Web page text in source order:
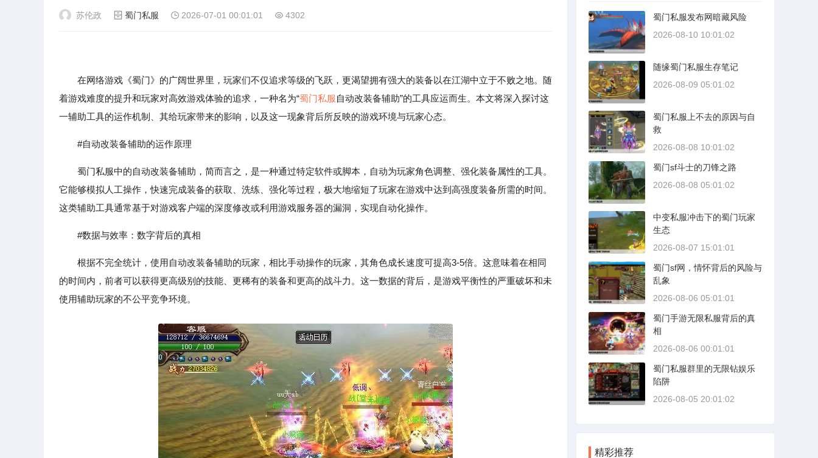
苏伦政 蜀门私服 2026-07-01 00:01:01 4302
在网络游戏《蜀门》的广阔世界里，玩家们不仅追求等级的飞跃，更渴望拥有强大的装备以在江湖中立于不败之地。随
着游戏难度的提升和玩家对高效游戏体验的追求，一种名为“蜀门私服自动改装备辅助”的工具应运而生。本文将深入探讨这
一辅助工具的运作机制、其给玩家带来的影响，以及这一现象背后所反映的游戏环境与玩家心态。
#自动改装备辅助的运作原理
蜀门私服中的自动改装备辅助，简而言之，是一种通过特定软件或脚本，自动为玩家角色调整、强化装备属性的工具。
它能够模拟人工操作，快速完成装备的获取、洗练、强化等过程，极大地缩短了玩家在游戏中达到高强度装备所需的时间。
这类辅助工具通常基于对游戏客户端的深度修改或利用游戏服务器的漏洞，实现自动化操作。
#数据与效率：数字背后的真相
根据不完全统计，使用自动改装备辅助的玩家，相比手动操作的玩家，其角色成长速度可提高3-5倍。这意味着在相同
的时间内，前者可以获得更高级别的技能、更稀有的装备和更高的战斗力。这一数据的背后，是游戏平衡性的严重破坏和未
使用辅助玩家的不公平竞争环境。
蜀门私服发布网暗藏风险
2026-08-10 10:01:02
随缘蜀门私服生存笔记
2026-08-09 05:01:02
蜀门私服上不去的原因与自
救
2026-08-08 10:01:02
蜀门sf斗士的刀锋之路
2026-08-08 05:01:02
中变私服冲击下的蜀门玩家
生态
2026-08-07 15:01:01
蜀门sf网，情怀背后的风险与
乱象
2026-08-06 05:01:01
蜀门手游无限私服背后的真
相
2026-08-06 00:01:01
蜀门私服群里的无限钻娱乐
陷阱
2026-08-05 20:01:02
精彩推荐